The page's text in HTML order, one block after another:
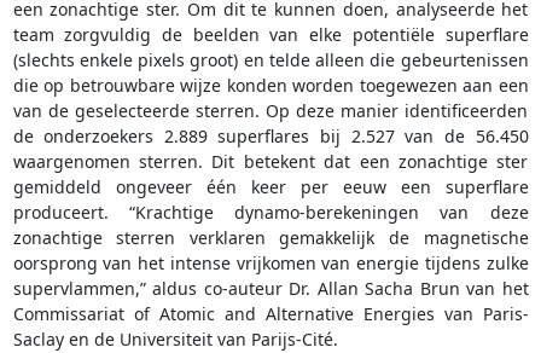
een zonachtige ster. Om dit te kunnen doen, analyseerde het
team zorgvuldig de beelden van elke potentiële superflare
(slechts enkele pixels groot) en telde alleen die gebeurtenissen
die op betrouwbare wijze konden worden toegewezen aan een
van de geselecteerde sterren. Op deze manier identificeerden
de onderzoekers 2.889 superflares bij 2.527 van de 56.450
waargenomen sterren. Dit betekent dat een zonachtige ster
gemiddeld ongeveer één keer per eeuw een superflare
produceert. “Krachtige dynamo-berekeningen van deze
zonachtige sterren verklaren gemakkelijk de magnetische
oorsprong van het intense vrijkomen van energie tijdens zulke
supervlammen,” aldus co-auteur Dr. Allan Sacha Brun van het
Commissariat of Atomic and Alternative Energies van Paris-
Saclay en de Universiteit van Parijs-Cité.